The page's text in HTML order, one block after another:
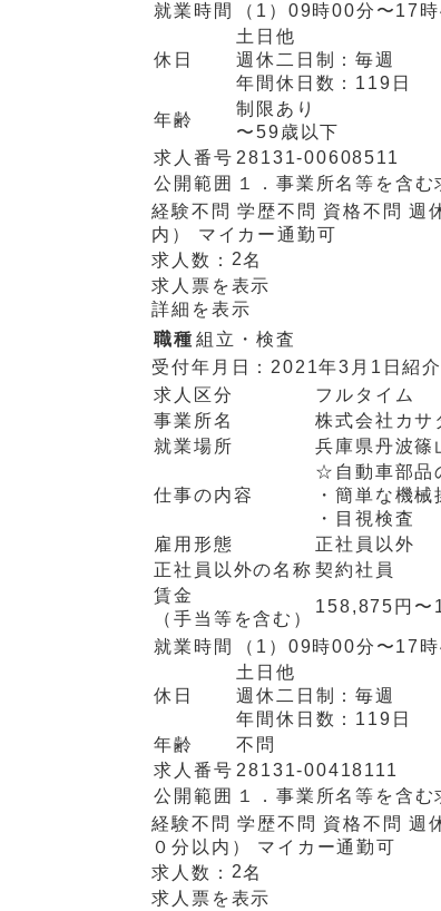
就業時間 （1） 09時00分〜17時
休日
土日他
週休二日制：毎週
年間休日数： 119日
年齢
制限あり
〜59歳以下
求人番号 28131-00608511
公開範囲
１．事業所名等を含
経験不問 学歴不問 資格不問 週
内）
マイカー通勤可
求人数： 2名
求人票を表示
詳細を表示
職種 組立・検査
受付年月日： 2021年3月1日紹
求人区分
フルタイム
事業所名
株式会社カ
就業場所
兵庫県丹波篠
仕事の内容
☆自動車部品
・簡単な機械
・目視検査
雇用形態
正社員以外
正社員以外の名称 契約社員
賃金
（手当等を含む）
158,875円〜
就業時間 （1） 09時00分〜17時
休日
土日他
週休二日制：毎週
年間休日数： 119日
年齢
不問
求人番号 28131-00418111
公開範囲
１．事業所名等を含
経験不問 学歴不問 資格不問 週
０分以内）
マイカー通勤可
求人数： 2名
求人票を表示